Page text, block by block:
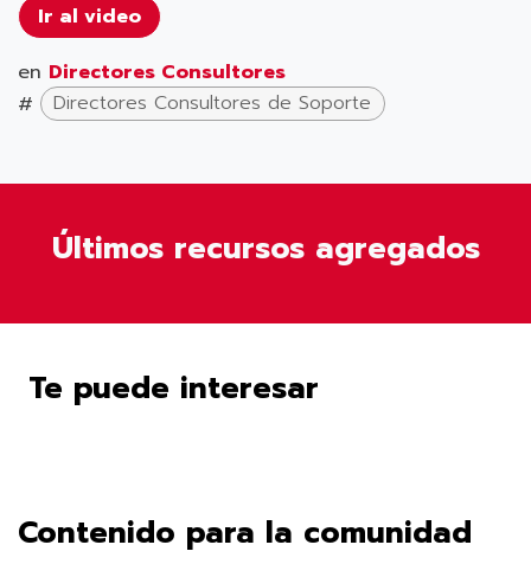
Ir al video
en Directores Consultores
#
Directores Consultores de Soporte
Últimos recursos agregados
Te puede interesar
Contenido para la comunidad